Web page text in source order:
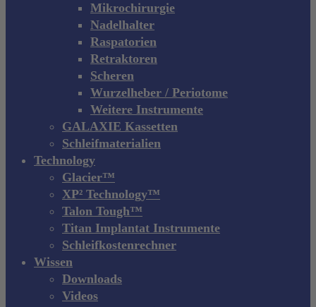
Mikrochirurgie
Nadelhalter
Raspatorien
Retraktoren
Scheren
Wurzelheber / Periotome
Weitere Instrumente
GALAXIE Kassetten
Schleifmaterialien
Technology
Glacier™
XP² Technology™
Talon Tough™
Titan Implantat Instrumente
Schleifkostenrechner
Wissen
Downloads
Videos